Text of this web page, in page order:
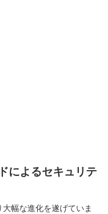
によるセキュリテ
幅な進化を遂げていま